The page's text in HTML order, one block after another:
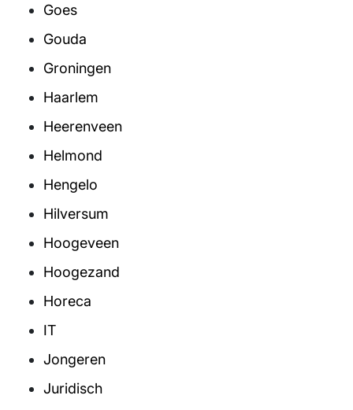
Goes
Gouda
Groningen
Haarlem
Heerenveen
Helmond
Hengelo
Hilversum
Hoogeveen
Hoogezand
Horeca
IT
Jongeren
Juridisch